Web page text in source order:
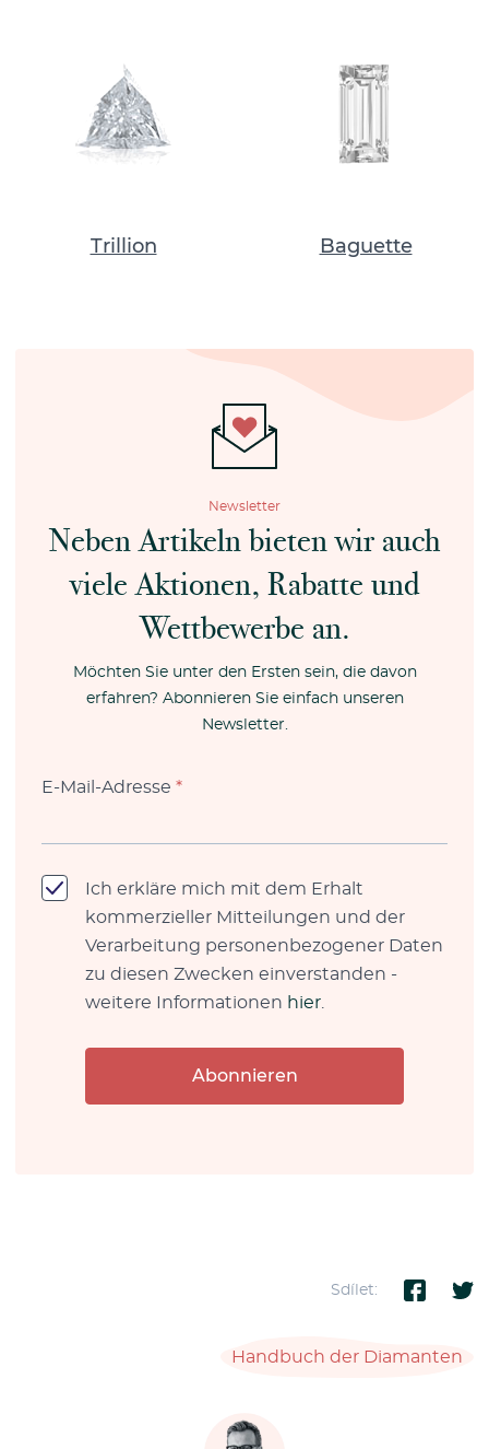
Trillion Baguette
Newsletter
Neben Artikeln bieten wir auch
viele Aktionen, Rabatte und
Wettbewerbe an.
Möchten Sie unter den Ersten sein, die davon
erfahren? Abonnieren Sie einfach unseren
Newsletter.
E-Mail-Adresse *
Ich erkläre mich mit dem Erhalt
kommerzieller Mitteilungen und der
Verarbeitung personenbezogener Daten
zu diesen Zwecken einverstanden -
weitere Informationen hier
Abonnieren
Sdílet:
Handbuch der Diamanten